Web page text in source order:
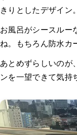
きりとしたデザイン。
お風呂がシースルー
ね。もちろん防水カ
あとめずらしいのが
ンを一望できて気持